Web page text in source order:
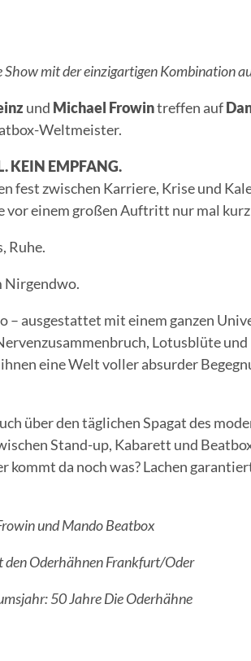
Show mit der einzigartigen Kombination
und Michael Frowintreffen auf
Weltmeister.
KEIN EMPFANG.
fest zwischen Karriere, Krise und
vor einem großen Auftritt nur mal
Ruhe.
Nirgendwo.
– ausgestattet mit einem ganzen
Lotusblüte
eine Welt voller absurder
über den täglichen Spagat des
Stand-up, Kabarett und
kommt da noch was? Lachen
und Mando Beatbox
den Oderhähnen Frankfurt/Oder
50 Jahre Die Oderhähne